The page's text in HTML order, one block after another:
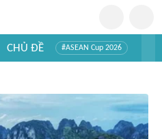
CHỦ ĐỀ #ASEAN Cup 2026